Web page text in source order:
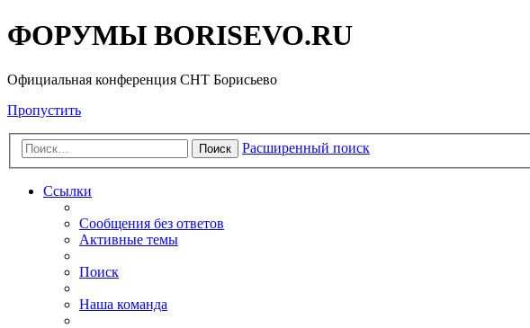
ФОРУМЫ BORISEVO.RU
Официальная конференция СНТ Борисьево
Пропустить
Поиск Расширенный поиск
Ссылки
Сообщения без ответов
Активные темы
Поиск
Наша команда